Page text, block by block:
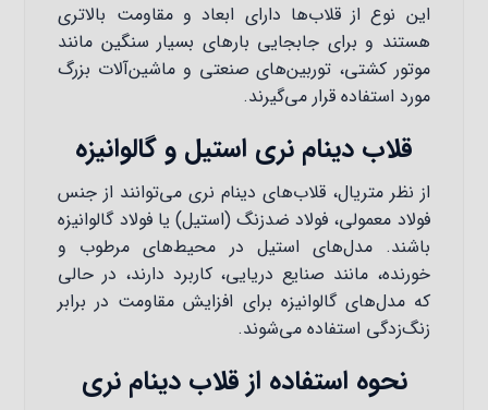
این نوع از قلاب‌ها دارای ابعاد و مقاومت بالاتری
هستند و برای جابجایی بارهای بسیار سنگین مانند
موتور کشتی، توربین‌های صنعتی و ماشین‌آلات بزرگ
مورد استفاده قرار می‌گیرند.
قلاب دینام نری استیل و گالوانیزه
از نظر متریال، قلاب‌های دینام نری می‌توانند از جنس
فولاد معمولی، فولاد ضدزنگ (استیل) یا فولاد گالوانیزه
باشند. مدل‌های استیل در محیط‌های مرطوب و
خورنده، مانند صنایع دریایی، کاربرد دارند، در حالی
که مدل‌های گالوانیزه برای افزایش مقاومت در برابر
زنگ‌زدگی استفاده می‌شوند.
نحوه استفاده از قلاب دینام نری